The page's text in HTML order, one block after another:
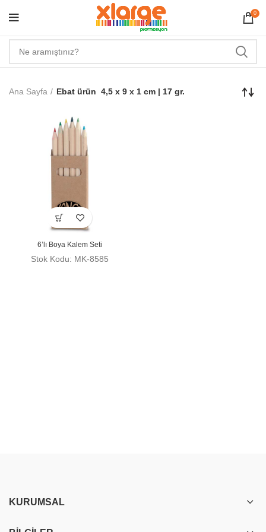
0
Ana Sayfa Ebat ürün 4,5 x 9 x 1 cm | 17 gr.
6’lı Boya Kalem Seti
Stok Kodu: MK-8585
KURUMSAL